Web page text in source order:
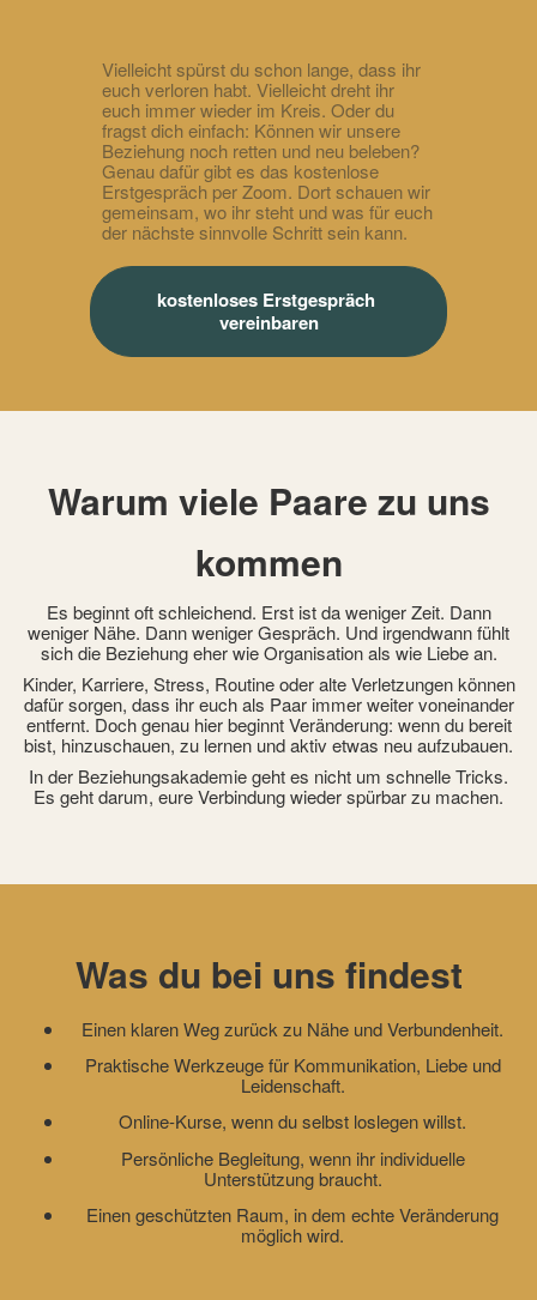
Vielleicht spürst du schon lange, dass ihr
euch verloren habt. Vielleicht dreht ihr
euch immer wieder im Kreis. Oder du
fragst dich einfach: Können wir unsere
Beziehung noch retten und neu beleben?
Genau dafür gibt es das kostenlose
Erstgespräch per Zoom. Dort schauen wir
gemeinsam, wo ihr steht und was für euch
der nächste sinnvolle Schritt sein kann.
kostenloses Erstgespräch
vereinbaren
Warum viele Paare zu uns
kommen
Es beginnt oft schleichend. Erst ist da weniger Zeit. Dann
weniger Nähe. Dann weniger Gespräch. Und irgendwann fühlt
sich die Beziehung eher wie Organisation als wie Liebe an.
Kinder, Karriere, Stress, Routine oder alte Verletzungen können
dafür sorgen, dass ihr euch als Paar immer weiter voneinander
entfernt. Doch genau hier beginnt Veränderung: wenn du bereit
bist, hinzuschauen, zu lernen und aktiv etwas neu aufzubauen.
In der Beziehungsakademie geht es nicht um schnelle Tricks.
Es geht darum, eure Verbindung wieder spürbar zu machen.
Was du bei uns findest
Einen klaren Weg zurück zu Nähe und Verbundenheit.
Praktische Werkzeuge für Kommunikation, Liebe und
Leidenschaft.
Online-Kurse, wenn du selbst loslegen willst.
Persönliche Begleitung, wenn ihr individuelle
Unterstützung braucht.
Einen geschützten Raum, in dem echte Veränderung
möglich wird.